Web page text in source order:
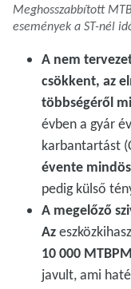
Meghosszabbított
események a ST-nél
A nem
csökkent, az
többségéről
évben a gyár
karbantartást
évente
pedig külső
A megelőző
Az
10 000
javult, ami